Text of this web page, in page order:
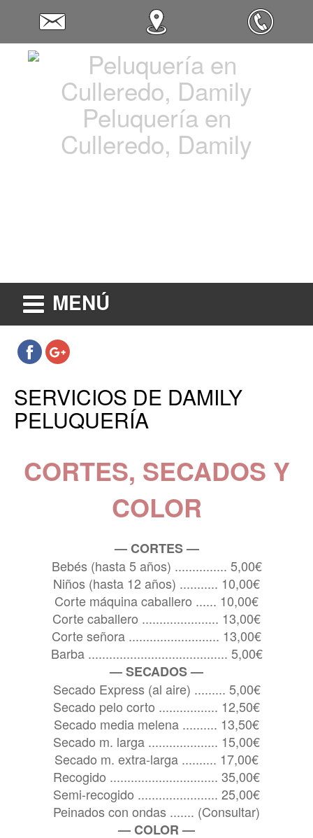
Peluquería en
Culleredo, Damily
MENÚ
SERVICIOS DE DAMILY
PELUQUERÍA
CORTES, SECADOS Y
COLOR
— CORTES —
Bebés (hasta 5 años) ............... 5,00€
Niños (hasta 12 años) ........... 10,00€
Corte máquina caballero ...... 10,00€
Corte caballero ...................... 13,00€
Corte señora .......................... 13,00€
Barba ........................................ 5,00€
— SECADOS —
Secado Express (al aire) ......... 5,00€
Secado pelo corto ................. 12,50€
Secado media melena .......... 13,50€
Secado m. larga .................... 15,00€
Secado m. extra-larga .......... 17,00€
Recogido ............................... 35,00€
Semi-recogido ....................... 25,00€
Peinados con ondas ....... (Consultar)
— COLOR —